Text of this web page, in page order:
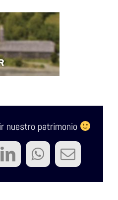
nuestro patrimonio
LinkedInWhatsApp
Correo